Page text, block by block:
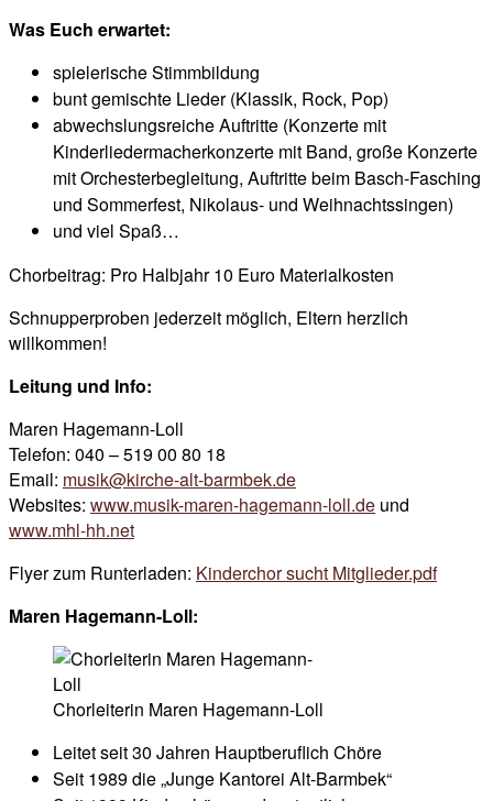
Was Euch erwartet:
spielerische Stimmbildung
bunt gemischte Lieder (Klassik, Rock, Pop)
abwechslungsreiche Auftritte (Konzerte mit
Kinderliedermacherkonzerte mit Band, große Konzerte
mit Orchesterbegleitung, Auftritte beim Basch-Fasching
und Sommerfest, Nikolaus- und Weihnachtssingen)
und viel Spaß…
Chorbeitrag: Pro Halbjahr 10 Euro Materialkosten
Schnupperproben jederzeit möglich, Eltern herzlich
willkommen!
Leitung und Info:
Maren Hagemann-Loll
Telefon: 040 – 519 00 80 18
Email: musik@kirche-alt-barmbek.de
Websites: www.musik-maren-hagemann-loll.de und
www.mhl-hh.net
Flyer zum Runterladen: Kinderchor sucht Mitglieder.pdf
Maren Hagemann-Loll:
Chorleiterin Maren Hagemann-Loll
Leitet seit 30 Jahren Hauptberuflich Chöre
Seit 1989 die „Junge Kantorei Alt-Barmbek“